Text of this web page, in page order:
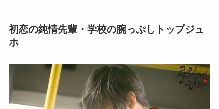
初恋の純情先輩・学校の腕っぷしトップジュ
ホ